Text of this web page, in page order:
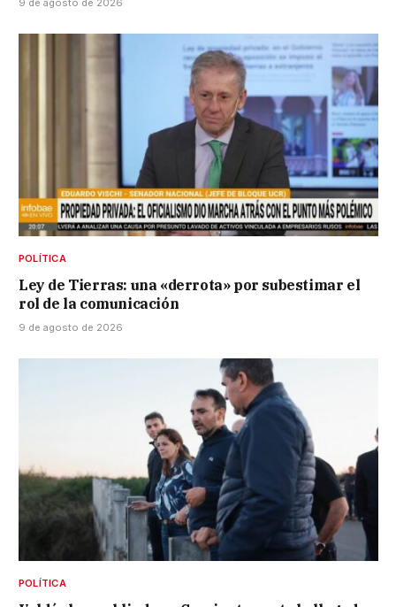
9 de agosto de 2026
POLÍTICA
Ley de Tierras: una «derrota» por subestimar el
rol de la comunicación
9 de agosto de 2026
POLÍTICA